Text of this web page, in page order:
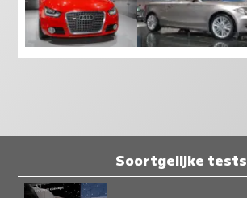
Soortgelijke tests